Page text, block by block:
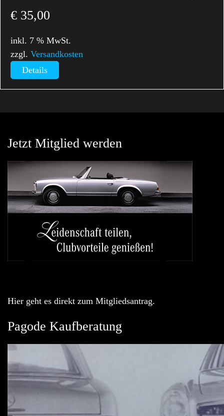
€ 35,00
inkl. 7 % MwSt.
zzgl.Versandkosten
Details
Jetzt Mitglied werden
Hier geht es direkt zum Mitgliedsantrag.
Pagode Kaufberatung